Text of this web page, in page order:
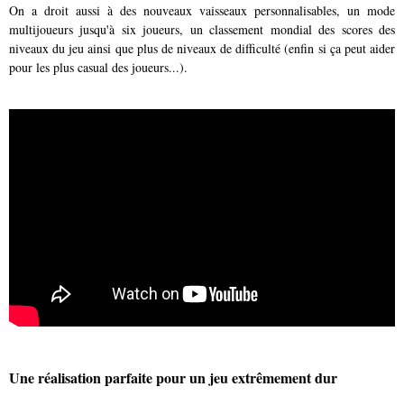
On a droit aussi à des nouveaux vaisseaux personnalisables, un mode
multijoueurs jusqu'à six joueurs, un classement mondial des scores des
niveaux du jeu ainsi que plus de niveaux de difficulté (enfin si ça peut aider
pour les plus casual des joueurs...).
Une réalisation parfaite pour un jeu extrêmement dur